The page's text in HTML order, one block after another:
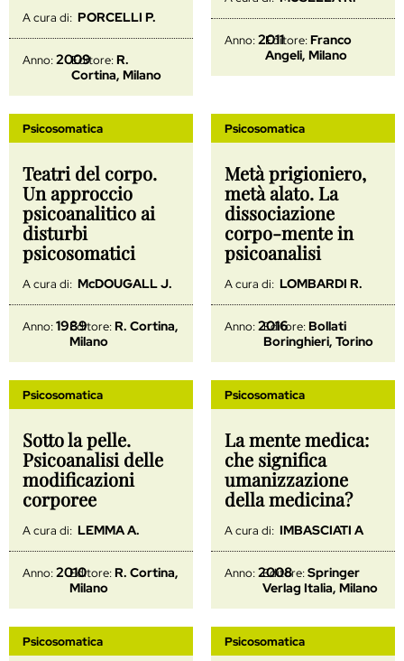
A cura di: PORCELLI P.
Anno:2009
Editore: R.
Cortina, Milano
Anno:2011
Editore:Franco
Angeli, Milano
Psicosomatica
Teatri del corpo.
Un approccio
psicoanalitico ai
disturbi
psicosomatici
A cura di: McDOUGALL J.
Anno:1989
Editore: R. Cortina,
Milano
Psicosomatica
Metà prigioniero,
metà alato. La
dissociazione
corpo-mente in
psicoanalisi
A cura di: LOMBARDI R.
Anno:2016
Editore:Bollati
Boringhieri, Torino
Psicosomatica
Sotto la pelle.
Psicoanalisi delle
modificazioni
corporee
A cura di: LEMMA A.
Anno:2010
Editore:R. Cortina,
Milano
Psicosomatica
La mente medica:
che significa
umanizzazione
della medicina?
A cura di: IMBASCIATI A
Anno:2008
Editore:Springer
Verlag Italia, Milano
Psicosomatica Psicosomatica